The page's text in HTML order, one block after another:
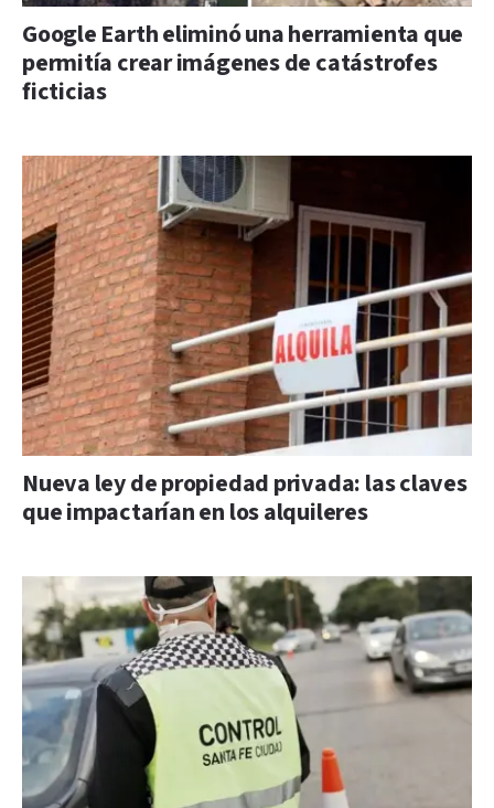
Google Earth eliminó una herramienta que
permitía crear imágenes de catástrofes
ficticias
Nueva ley de propiedad privada: las claves
que impactarían en los alquileres